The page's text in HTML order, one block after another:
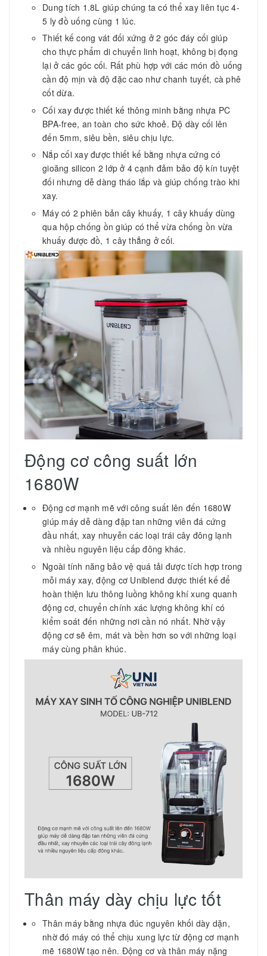
Dung tích 1.8L giúp chúng ta có thể xay liên tục 4-
5 ly đồ uống cùng 1 lúc.
Thiết kế cong vát đối xứng ở 2 góc đáy cối giúp
cho thực phẩm di chuyển linh hoạt, không bị đọng
lại ở các góc cối. Rất phù hợp với các món đồ uống
cần độ mịn và độ đặc cao như chanh tuyết, cà phê
cốt dừa.
Cối xay được thiết kế thông minh bằng nhựa PC
BPA-free, an toàn cho sức khoẻ. Độ dày cối lên
đến 5mm, siêu bền, siêu chịu lực.
Nắp cối xay được thiết kế bằng nhựa cứng có
gioăng silicon 2 lớp ở 4 cạnh đảm bảo độ kín tuyệt
đối nhưng dễ dàng tháo lắp và giúp chống trào khi
xay.
Máy có 2 phiên bản cây khuấy, 1 cây khuấy dùng
qua hộp chống ồn giúp có thể vừa chống ồn vừa
khuấy được đồ, 1 cây thẳng ở cối.
Động cơ công suất lớn
1680W
Động cơ mạnh mẽ với công suất lên đến 1680W
giúp máy dễ dàng đập tan những viên đá cứng
đầu nhất, xay nhuyễn các loại trái cây đông lạnh
và nhiều nguyên liệu cấp đông khác.
Ngoài tính năng bảo vệ quá tải được tích hợp trong
mỗi máy xay, động cơ Uniblend được thiết kế để
hoàn thiện lưu thông luồng không khí xung quanh
động cơ, chuyển chính xác lượng không khí có
kiểm soát đến những nơi cần nó nhất. Nhờ vậy
động cơ sẽ êm, mát và bền hơn so với những loại
máy cùng phân khúc.
Thân máy dày chịu lực tốt
Thân máy bằng nhựa đúc nguyên khối dày dặn,
nhờ đó máy có thể chịu xung lực từ động cơ mạnh
mẽ 1680W tạo nên. Động cơ và thân máy nặng